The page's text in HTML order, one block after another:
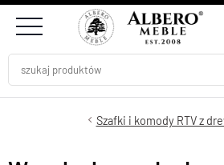
Szafki i komody RTV z